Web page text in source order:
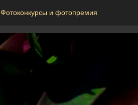
Фотоконкурсы и фотопремия